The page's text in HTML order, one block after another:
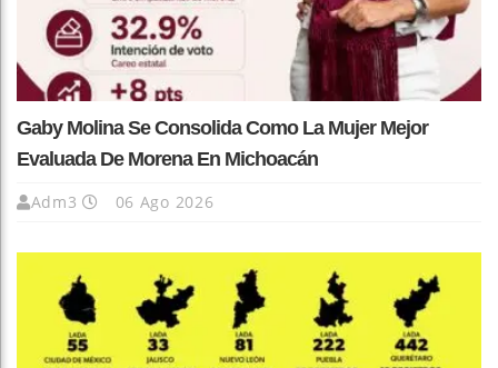
Gaby Molina Se Consolida Como La Mujer Mejor
Evaluada De Morena En Michoacán
Adm3 06 Ago 2026